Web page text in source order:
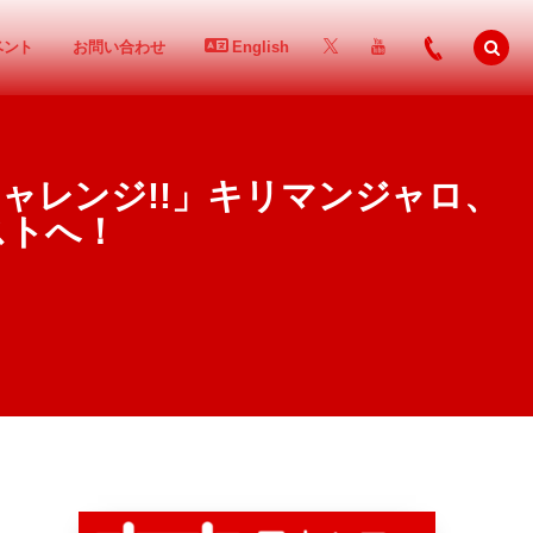
ト お問い合わせ English
レンジ!!」キリマンジャロ、
へ！